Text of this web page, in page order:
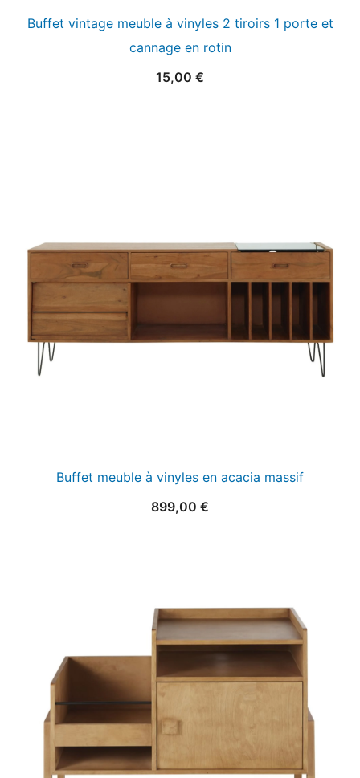
Buffet vintage meuble à vinyles 2 tiroirs 1 porte et
cannage en rotin
15,00 €
Buffet meuble à vinyles en acacia massif
899,00 €